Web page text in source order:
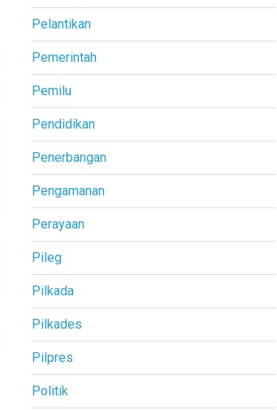
Pelantikan
Pemerintah
Pemilu
Pendidikan
Penerbangan
Pengamanan
Perayaan
Pileg
Pilkada
Pilkades
Pilpres
Politik